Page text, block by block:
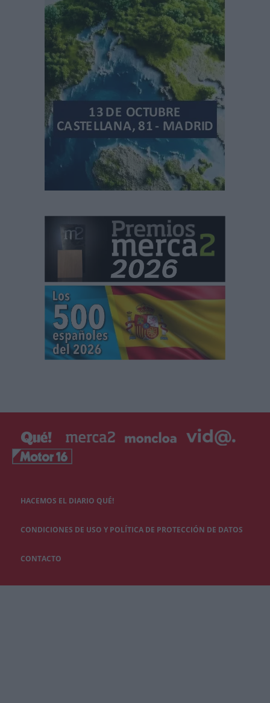
HACEMOS EL DIARIO QUÉ!
CONDICIONES DE USO Y POLÍTICA DE PROTECCIÓN DE DATOS
CONTACTO